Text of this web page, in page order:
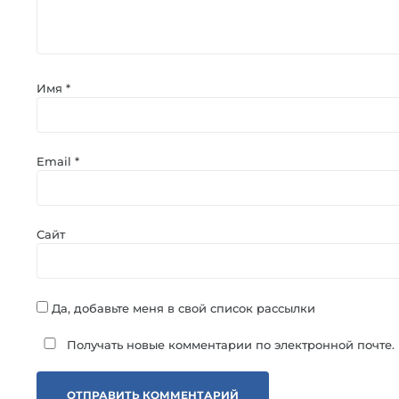
Имя *
Email *
Сайт
Да, добавьте меня в свой список рассылки
Получать новые комментарии по электронной